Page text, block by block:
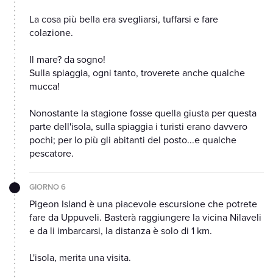
La cosa più bella era svegliarsi, tuffarsi e fare
colazione.
Il mare? da sogno!
Sulla spiaggia, ogni tanto, troverete anche qualche
mucca!
Nonostante la stagione fosse quella giusta per questa
parte dell'isola, sulla spiaggia i turisti erano davvero
pochi; per lo più gli abitanti del posto...e qualche
pescatore.
GIORNO 6
Pigeon Island è una piacevole escursione che potrete
fare da Uppuveli. Basterà raggiungere la vicina Nilaveli
e da li imbarcarsi, la distanza è solo di 1 km.
L'isola, merita una visita.